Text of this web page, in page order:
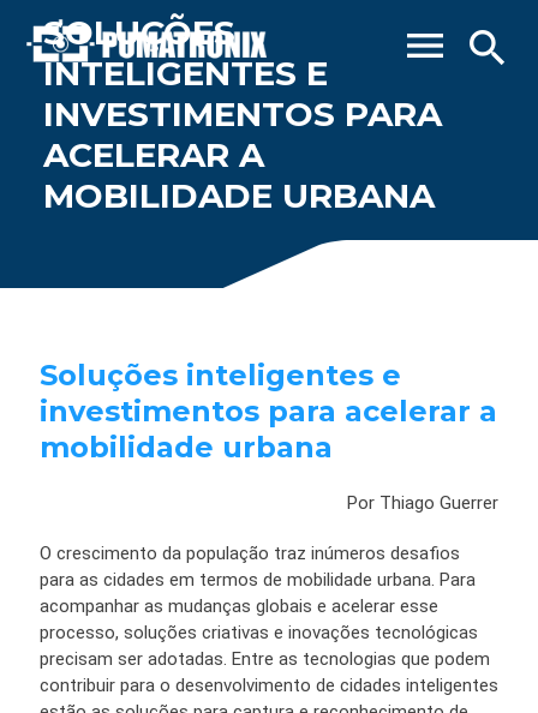
search
menu
SOLUÇÕES
INTELIGENTES E
INVESTIMENTOS PARA
ACELERAR A
MOBILIDADE URBANA
Soluções inteligentes e
investimentos para acelerar a
mobilidade urbana
Por Thiago Guerrer
O crescimento da população traz inúmeros desafios
para as cidades em termos de mobilidade urbana. Para
acompanhar as mudanças globais e acelerar esse
processo, soluções criativas e inovações tecnológicas
precisam ser adotadas. Entre as tecnologias que podem
contribuir para o desenvolvimento de cidades inteligentes